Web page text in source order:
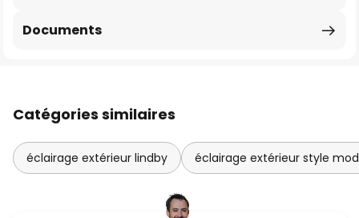
Documents
Catégories similaires
éclairage extérieur lindby éclairage extérieur style